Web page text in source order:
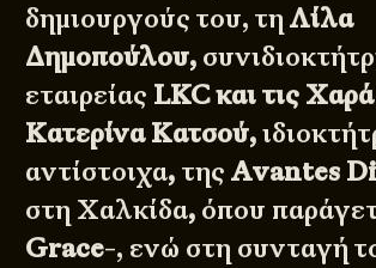
δημιουργούς του, τηΛίλα
Δημοπούλου,
εταιρείας LKC και τις
Κατερίνα Κατσού,
αντίστοιχα, τηςAvantes
στη Χαλκίδα, όπου
Grace-, ενώ στη συνταγή